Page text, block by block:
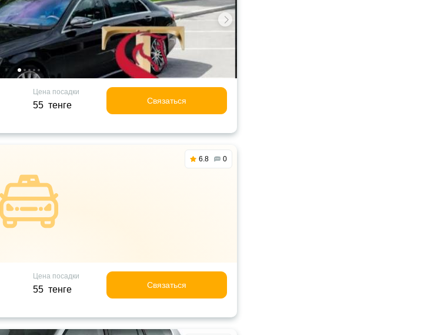
Цена посадки
55 тенге Связаться
6.8 0
Цена посадки
55 тенге Связаться